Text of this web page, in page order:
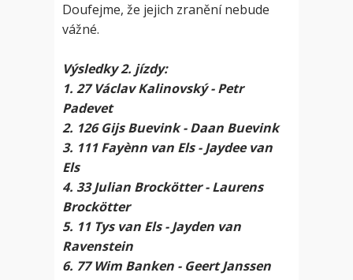
Doufejme, že jejich zranění nebude
vážné.
Výsledky 2. jízdy:
1. 27 Václav Kalinovský - Petr
Padevet
2. 126 Gijs Buevink - Daan Buevink
3. 111 Fayènn van Els - Jaydee van
Els
4. 33 Julian Brockötter - Laurens
Brockötter
5. 11 Tys van Els - Jayden van
Ravenstein
6. 77 Wim Banken - Geert Janssen